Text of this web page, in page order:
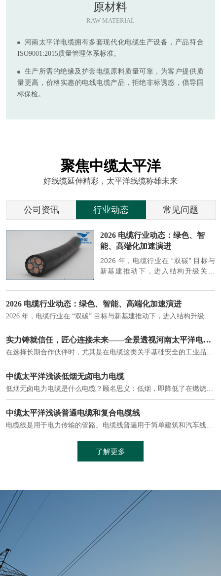
原材料
RAW MATERIAL
河南太平洋电缆拥有多套现代化电缆生产设备，产品符合
ISO9001:2015质量管理体系标准。
生产所需的绝缘及护套电缆原料质量可靠，为客户提供质
量更高，价格实惠的电线电缆产品，拒绝非标诱惑，倡导国
标保检。
聚焦中缆太平洋
好线缆延伸精彩，太平洋线缆称雄未来
公司资讯 行业动态 常见问题
2026 电缆行业动态：绿色、智
能、高端化加速演进
2026 年，电缆行业在 “双碳” 目标与
新基建推动下，进入结构升级关键
大清晰趋势，市场格局持续优化。
2026 电缆行业动态：绿色、智能、高端化加速演进
实力铸就信任，匠心连接未来——全景透视河南太平洋电缆厂
在选择长期合作伙伴时，尤其是在电缆这类关乎基础安全的工业品上，供应商的“内在实力”远比一纸报价单更重要。今天，我们邀请您“云参观”河南太平洋电缆厂，透过每一个细节，看我们如何将“可靠”二字，铸入每一米电缆。
中缆太平洋浅谈低烟无卤电力电缆
低烟无卤电力电缆是什么电缆？顾名思义：低烟，即降低了在燃烧时有害物体的产生；卤素对于人体来说是一种有毒气体，无卤就是没有毒气体的释放，通常是针对电缆遇火灾时而言的。低烟无卤电力电缆又可以称之为环保电缆，低烟无卤电缆大多数用于医院和对环境卫生要求比较严格的地方。
中缆太平洋浅谈普通电缆和复合电缆线
电缆线是用于电力传输的管路。电缆线普遍用于简单建筑和汽车线材，作为能源输送缆线，电缆线的复杂结构勿庸置疑。根据目标功能，电缆线具有以下一些特点：建筑用和车用线材要求轻质、大批量生产、价格低廉、具有相当的电学和力学性能和长时间的耐老化性能；工业用线材必须具有符合客户要求的性能；
了解更多